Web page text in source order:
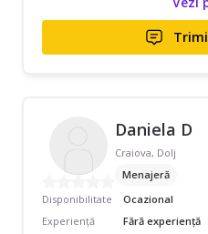
Daniela D
Craiova, Dolj
Menajeră
Disponibilitate
Ocazional
Experiență
Fără experiență